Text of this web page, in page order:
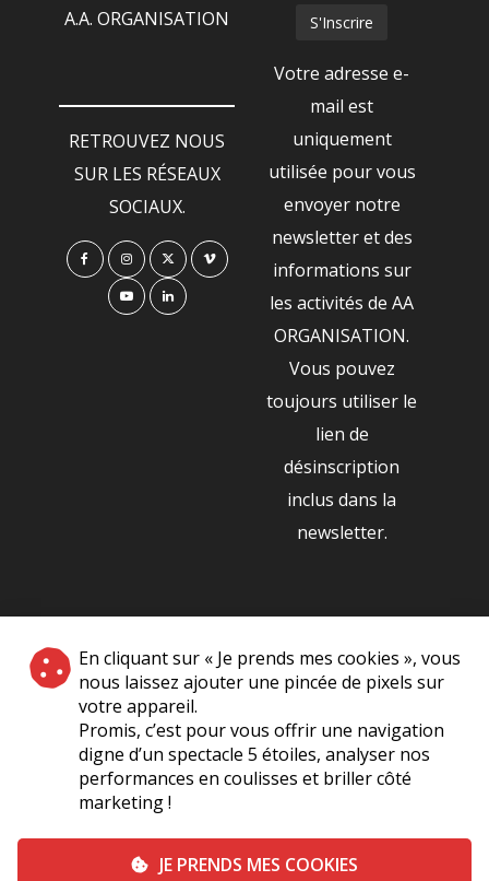
En cliquant sur « Je prends mes cookies », vous
nous laissez ajouter une pincée de pixels sur
votre appareil.
Promis, c’est pour vous offrir une navigation
digne d’un spectacle 5 étoiles, analyser nos
performances en coulisses et briller côté
marketing !
JE PRENDS MES COOKIES
A.A. ORGANISATION
RETROUVEZ NOUS
SUR LES RÉSEAUX
SOCIAUX.
Votre adresse e-
mail est
uniquement
utilisée pour vous
envoyer notre
newsletter et des
informations sur
les activités de AA
ORGANISATION.
Vous pouvez
toujours utiliser le
lien de
désinscription
inclus dans la
newsletter.
NOS PARTENAIRES
|
Plan du site A Propos de Nous
Mentions légales Vie Privée